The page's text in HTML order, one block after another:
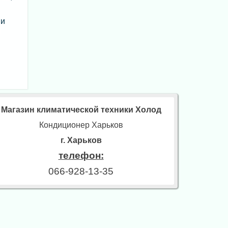
Магазин климатической техники Холод
Кондиционер Харьков
г. Харьков
телефон:
066-928-13-35